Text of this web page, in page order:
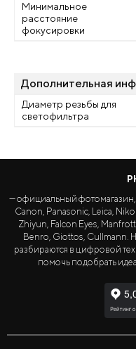
Минимальное
расстояние
фокусировки
Дополнительная
Диаметр резьбы для
светофильтра
— официальный
Canon, Panasonic, Leica,
Zhiyun, Falcon Eyes,
Benro, Giottos, Cullmann.
разбираются в цифровой
помочь подобрать